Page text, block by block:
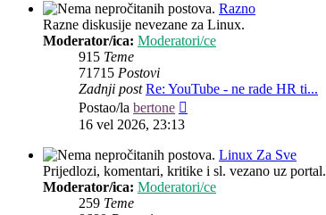
Razno
Razne diskusije nevezane za Linux.
Moderator/ica: Moderatori/ce
915 Teme
71715 Postovi
Zadnji post Re: YouTube - ne rade HR ti...
Postao/la bertone
16 vel 2026, 23:13
Linux Za Sve
Prijedlozi, komentari, kritike i sl. vezano uz portal.
Moderator/ica: Moderatori/ce
259 Teme